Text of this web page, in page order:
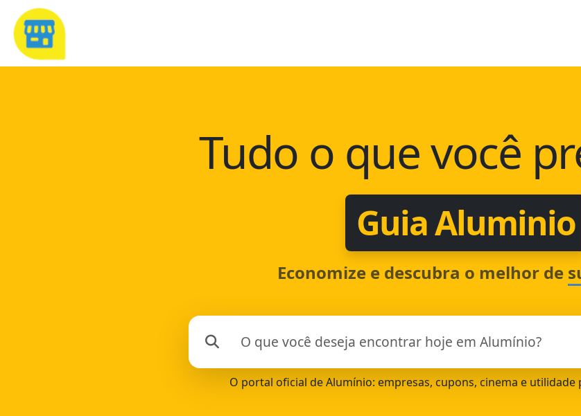
Tudo o que você
Guia Aluminio
Economize e descubra o melhor de
O portal oficial de Alumínio: empresas, cupons, cinema e utilidade